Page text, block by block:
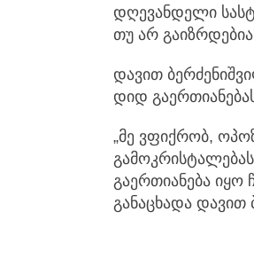
დღევანდელი
თუ არ
დავით
დიდ
„მე ვფიქრობ,
გაერთიანება იყო
განაცხადა დავით